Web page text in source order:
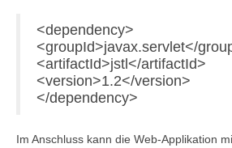
<dependency>
<groupId>javax.servlet</
<artifactId>jstl</artifactId>
<version>1.2</version>
</dependency>
Im Anschluss kann die Web-Applikation